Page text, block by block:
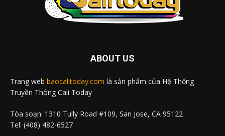
ABOUT US
Trang web baocalitoday.com là sản phẩm của Hệ Thống
Truyền Thông Cali Today
Tòa soạn: 1310 Tully Road #109, San Jose, CA 95122
Tel: (408) 482-6527